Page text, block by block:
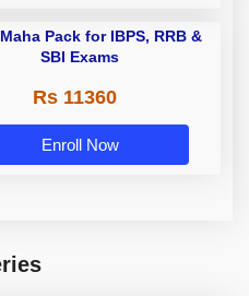
Pack for IBPS, RRB &
SBI Exams
Rs 11360
Enroll Now